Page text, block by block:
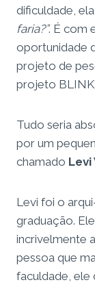
dificuldade,
faria?”. É com
oportunidade
projeto de
projeto
Tudo seria
por um
chamado Levi
Levi foi o
graduação.
incrivelmente
pessoa que
faculdade, ele